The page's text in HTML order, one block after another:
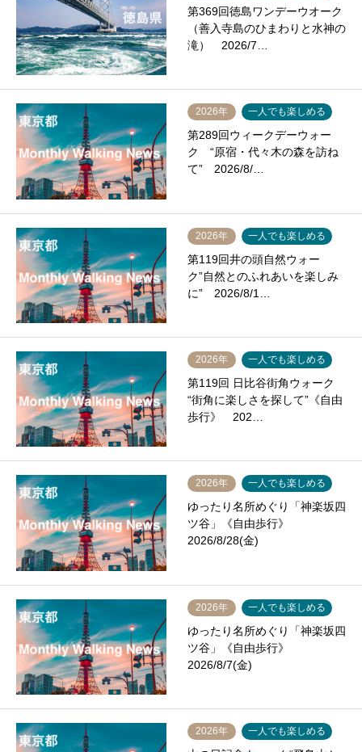
第369回徳島ワンデーウオーク
（善入寺島のひまわりと水神の
滝） 2026/7…
2026年 一人でも楽しめる
第289回ウィークデーウォー
ク “原宿・代々木の森を訪ね
て” 2026/8/…
2026年 一人でも楽しめる
第119回井の頭自然ウォー
ク”自然とのふれあいを楽しみ
に” 2026/8/1…
2026年 一人でも楽しめる
第119回 日比谷街角ウォーク
“街角に楽しさを探して”《自由
歩行》 202…
2026年 一人でも楽しめる
ゆったり名所めぐり「神楽坂四
ツ谷」《自由歩行》
2026/8/28(金)
2026年 一人でも楽しめる
ゆったり名所めぐり「神楽坂四
ツ谷」《自由歩行》
2026/8/7(金)
2026年 一人でも楽しめる